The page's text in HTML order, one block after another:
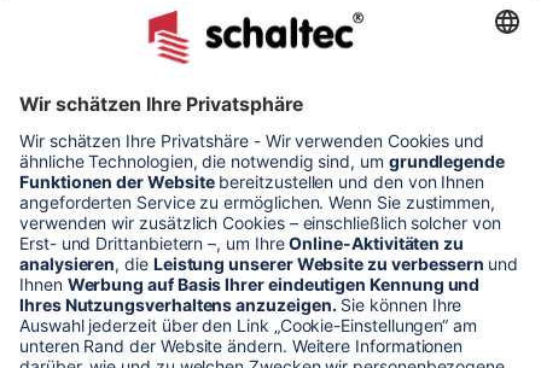
Kundenmeinungen
* Alle Preise verstehen sich zzgl. Mehrwertsteuer und Versandkosten